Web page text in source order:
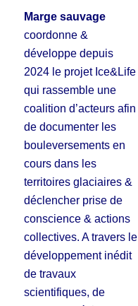
Marge sauvage
coordonne &
développe depuis
2024 le projet Ice&Life
qui rassemble une
coalition d’acteurs afin
de documenter les
bouleversements en
cours dans les
territoires glaciaires &
déclencher prise de
conscience & actions
collectives. A travers le
développement inédit
de travaux
scientifiques, de